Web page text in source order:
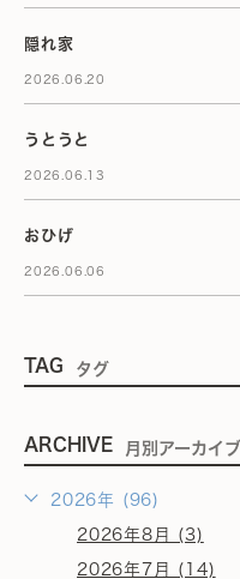
隠れ家
2026.06.20
うとうと
2026.06.13
おひげ
2026.06.06
TAG タグ
ARCHIVE 月別アーカイブ
2026年 (96)
2026年8月 (3)
2026年7月 (14)